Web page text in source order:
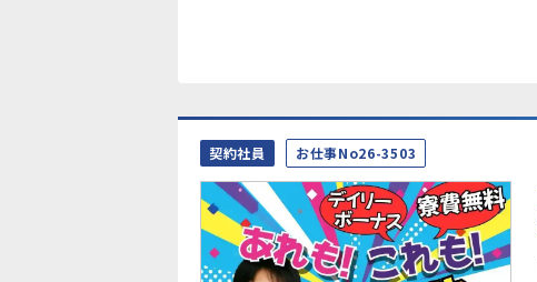
契約社員 お仕事No26-3503